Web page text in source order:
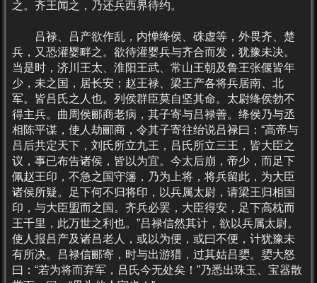
之。齐王闻之，乃还兵西界待约。
吕禄、吕产欲作乱，内惮绛侯、硃虚等，外畏齐、楚
兵，又恐灌婴畔之。欲待灌婴兵与齐合而发，犹豫未决。
当是时，济川王太、淮阳王武、常山王朝及鲁王张偃皆年
少，未之国，居长安；赵王禄、梁王产各将兵居南、北
军。皆吕氏之人也。列侯群臣莫自坚其命。太尉绛侯勃不
得主兵。曲周侯郦商老病，其子寄与吕禄善。绛侯乃与丞
相陈平谋，使人劫郦商，令其子寄往绐说吕禄曰：“高帝与
吕后共定天下，刘氏所立九王，吕氏所立三王，皆大臣之
议，事已布告诸侯，皆以为宜。今太后崩，帝少，而足下
佩赵王印，不急之国守籓，乃为上将，将兵留此，为大臣
诸侯所疑。足下何不归将印，以兵属太尉，请梁王归相国
印，与大臣盟而之国。齐兵必罢，大臣得安，足下高枕而
王千里，此万世之利也。”吕禄信然其计，欲以兵属太尉。
使人报吕产及诸吕老人，或以为便，或曰不便，计犹豫未
有所决。吕禄信郦寄，时与出游猎，过其姑吕嬃。嬃大怒
曰：“若为将而弃军，吕氏今无处矣！”乃悉出珠玉、宝器散